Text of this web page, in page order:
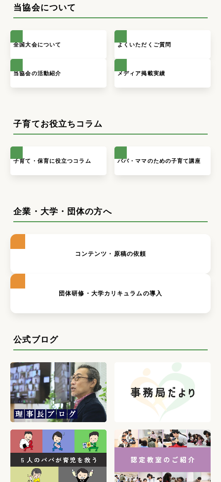
当協会について
全国大会について よくいただくご質問
当協会の活動紹介 メディア掲載実績
子育てお役立ちコラム
子育て・保育に役立つコラム パパ・ママのための子育て講座
企業・大学・団体の方へ
コンテンツ・原稿の依頼
団体研修・大学カリキュラムの導入
公式ブログ